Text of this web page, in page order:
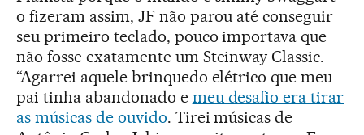
o fizeram assim, JF não parou até conseguir
seu primeiro teclado, pouco importava que
não fosse exatamente um Steinway Classic.
“Agarrei aquele brinquedo elétrico que meu
pai tinha abandonado e meu desafio era tirar
as músicas de ouvido. Tirei músicas de